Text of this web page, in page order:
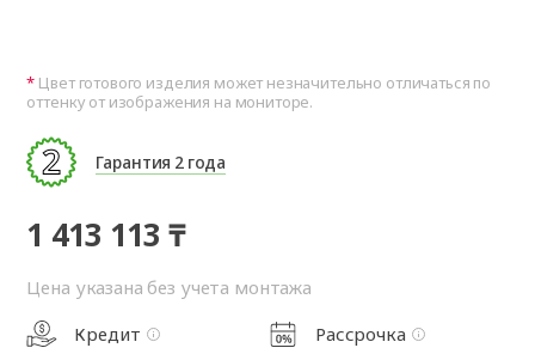
Цвет готового изделия может незначительно отличаться по
оттенку от изображения на мониторе.
Гарантия 2 года
1 413 113 ₸
Цена указана без учета монтажа
Кредит
Рассрочка